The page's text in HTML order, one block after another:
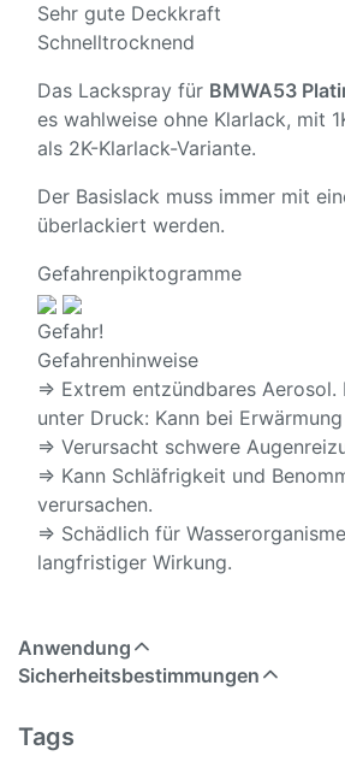
Sehr gute Deckkraft
Schnelltrocknend
Das Lackspray für BMWA53
es wahlweise ohne Klarlack, mit
als 2K-Klarlack-Variante.
Der Basislack muss immer mit
überlackiert werden.
Gefahrenpiktogramme
Gefahr!
Gefahrenhinweise
⇒ Extrem entzündbares Aerosol.
unter Druck: Kann bei
⇒ Verursacht schwere
⇒ Kann Schläfrigkeit und
verursachen.
⇒ Schädlich für
langfristiger Wirkung.
Anwendung
Sicherheitsbestimmungen
Tags